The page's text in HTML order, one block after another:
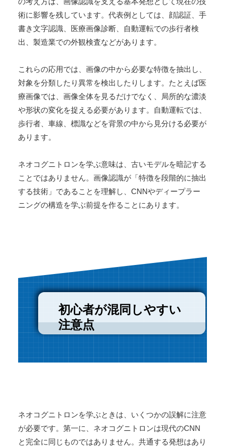
術に影響を残しています。代表例としては、顔認証、手
書き文字認識、医療画像診断、自動運転での歩行者検
出、製造業での外観検査などがあります。
これらの応用では、画像の中から必要な特徴を抽出し、
対象を分類したり異常を検出したりします。たとえば医
療画像では、画像全体を見るだけでなく、局所的な濃淡
や形状の変化を捉える必要があります。自動運転では、
歩行者、車線、標識などを背景の中から見分ける必要が
あります。
ネオコグニトロンを学ぶ意味は、古いモデルを暗記する
ことではありません。画像認識が「特徴を段階的に抽出
する技術」であることを理解し、CNNやディープラー
ニングの構造を学ぶ前提を作ることにあります。
初心者が混同しやすい
注意点
ネオコグニトロンを学ぶときは、いくつかの誤解に注意
が必要です。第一に、ネオコグニトロンは現代のCNN
と完全に同じものではありません。共通する発想はあり